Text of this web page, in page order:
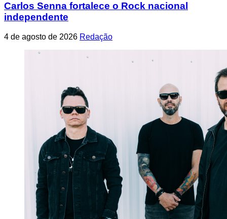
Carlos Senna fortalece o Rock nacional
independente
4 de agosto de 2026 Redação